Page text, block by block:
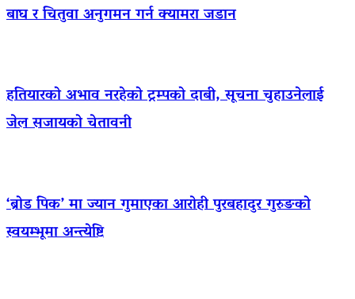
बाघ र चितुवा अनुगमन गर्न क्यामरा जडान
हतियारको अभाव नरहेको ट्रम्पको दाबी, सूचना चुहाउनेलाई
जेल सजायको चेतावनी
‘ब्रोड पिक’ मा ज्यान गुमाएका आराेही पुरबहादुर गुरुङको
स्वयम्भूमा अन्त्येष्टि